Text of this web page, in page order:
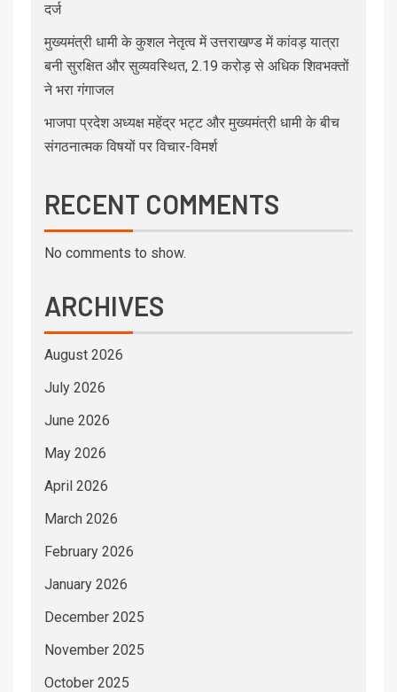
दर्ज
मुख्यमंत्री धामी के कुशल नेतृत्व में उत्तराखण्ड में कांवड़ यात्रा
बनी सुरक्षित और सुव्यवस्थित, 2.19 करोड़ से अधिक शिवभक्तों
ने भरा गंगाजल
भाजपा प्रदेश अध्यक्ष महेंद्र भट्ट और मुख्यमंत्री धामी के बीच
संगठनात्मक विषयों पर विचार-विमर्श
RECENT COMMENTS
No comments to show.
ARCHIVES
August 2026
July 2026
June 2026
May 2026
April 2026
March 2026
February 2026
January 2026
December 2025
November 2025
October 2025